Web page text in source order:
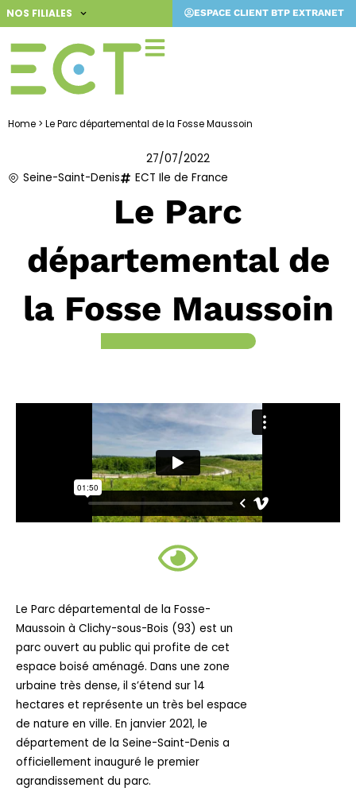
Aller
au
contenu
NOS FILIALES ESPACE CLIENT BTP EXTRANET
Home > Le Parc départemental de la Fosse Maussoin
27/07/2022
Seine-Saint-Denis
ECT Ile de France
Le Parc
départemental de
la Fosse Maussoin
Le Parc départemental de la Fosse-
Maussoin à Clichy-sous-Bois (93) est un
parc ouvert au public qui profite de cet
espace boisé aménagé. Dans une zone
urbaine très dense, il s’étend sur 14
hectares et représente un très bel espace
de nature en ville. En janvier 2021, le
département de la Seine-Saint-Denis a
officiellement inauguré le premier
agrandissement du parc.